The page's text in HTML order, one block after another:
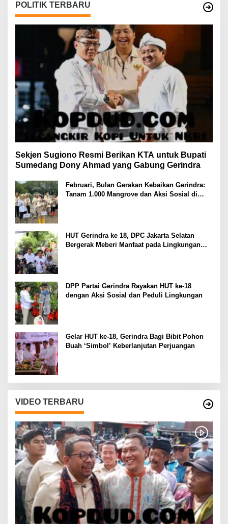
POLITIK TERBARU
Sekjen Sugiono Resmi Berikan KTA untuk Bupati
Sumedang Dony Ahmad yang Gabung Gerindra
Februari, Bulan Gerakan Kebaikan Gerindra:
Tanam 1.000 Mangrove dan Aksi Sosial di
HUT Gerindra ke 18, DPC Jakarta Selatan
Bergerak Meberi Manfaat pada Lingkungan
DPP Partai Gerindra Rayakan HUT ke-18
dengan Aksi Sosial dan Peduli Lingkungan
Gelar HUT ke-18, Gerindra Bagi Bibit Pohon
Buah ‘Simbol’ Keberlanjutan Perjuangan
VIDEO TERBARU